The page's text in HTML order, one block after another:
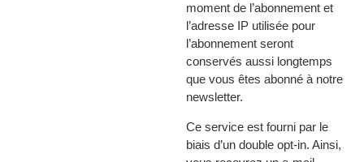
moment de l’abonnement et
l’adresse IP utilisée pour
l’abonnement seront
conservés aussi longtemps
que vous êtes abonné à notre
newsletter.
Ce service est fourni par le
biais d’un double opt-in. Ainsi,